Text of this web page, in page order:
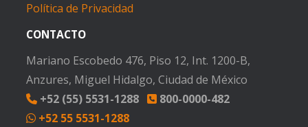
Política de Privacidad
CONTACTO
Mariano Escobedo 476, Piso 12, Int. 1200-B,
Anzures, Miguel Hidalgo, Ciudad de México
+52 (55) 5531-1288
800-0000-482
+52 55 5531-1288